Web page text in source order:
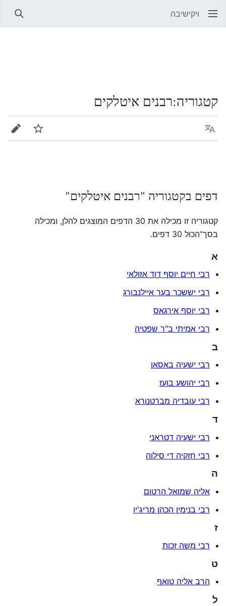
ויקישיבה
קטגוריה:רבנים איטלקים
שפה מעקב
דפים בקטגוריה "רבנים איטלקים"
קטגוריה זו מכילה את 30 הדפים המוצגים להלן, ומכילה
בסך־הכול 30 דפים.
א
רבי חיים יוסף דוד אזולאי
רבי יששכר בער איילנבורג
רבי יוסף אירגאס
רבי אמיתי ב"ר שפטיה
ב
רבי ישעיה באסאן
רבי יהושע בועז
רבי עובדיה מברטנורא
ד
רבי ישעיה דטראני
רבי חזקיה די סילוה
ה
אליה שמואל הרטום
רבי בנימין הכהן מריג'יו
ז
רבי משה זכות
ט
הרב אליה טואף
ל